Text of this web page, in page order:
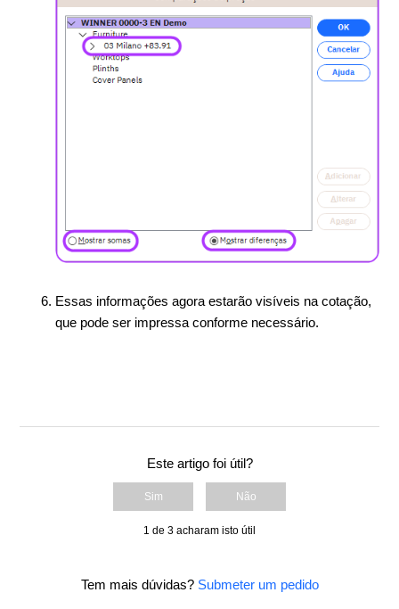
Essas informações agora estarão visíveis na cotação,
que pode ser impressa conforme necessário.
Este artigo foi útil?
Sim Não
1 de 3 acharam isto útil
Tem mais dúvidas? Submeter um pedido